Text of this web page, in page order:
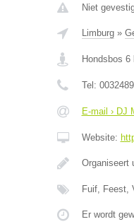
Niet
Limburg»
Hondsbos 6
Tel:
E-mail › DJ
Website:
Organiseert
Fuif, Feest,
Er wordt